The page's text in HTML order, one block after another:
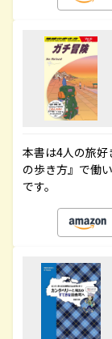
本書は4人の旅好
の歩き方』で働
です。